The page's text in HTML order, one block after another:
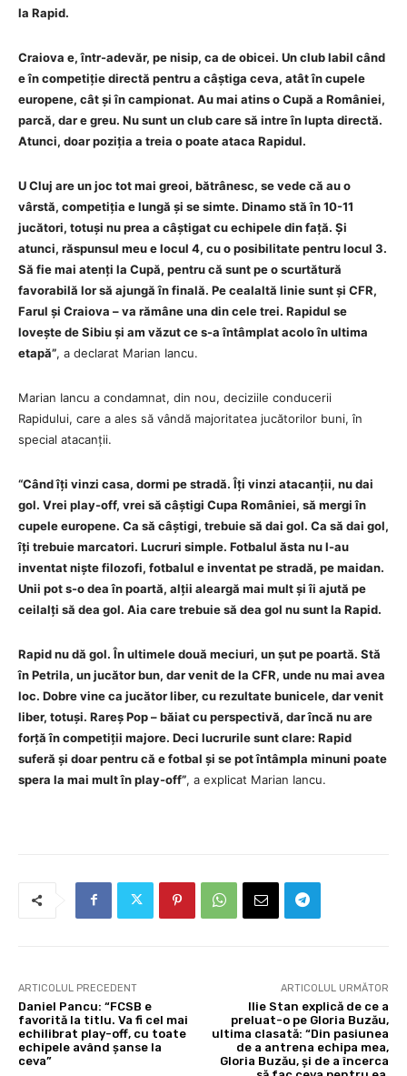
la Rapid.
Craiova e, într-adevăr, pe nisip, ca de obicei. Un club labil când
e în competiție directă pentru a câștiga ceva, atât în cupele
europene, cât și în campionat. Au mai atins o Cupă a României,
parcă, dar e greu. Nu sunt un club care să intre în lupta directă.
Atunci, doar poziția a treia o poate ataca Rapidul.
U Cluj are un joc tot mai greoi, bătrânesc, se vede că au o
vârstă, competiția e lungă și se simte. Dinamo stă în 10-11
jucători, totuși nu prea a câștigat cu echipele din față. Și
atunci, răspunsul meu e locul 4, cu o posibilitate pentru locul 3.
Să fie mai atenți la Cupă, pentru că sunt pe o scurtătură
favorabilă lor să ajungă în finală. Pe cealaltă linie sunt și CFR,
Farul și Craiova – va rămâne una din cele trei. Rapidul se
lovește de Sibiu și am văzut ce s-a întâmplat acolo în ultima
etapă”, a declarat Marian Iancu.
Marian Iancu a condamnat, din nou, deciziile conducerii
Rapidului, care a ales să vândă majoritatea jucătorilor buni, în
special atacanții.
“Când îți vinzi casa, dormi pe stradă. Îți vinzi atacanții, nu dai
gol. Vrei play-off, vrei să câștigi Cupa României, să mergi în
cupele europene. Ca să câștigi, trebuie să dai gol. Ca să dai gol,
îți trebuie marcatori. Lucruri simple. Fotbalul ăsta nu l-au
inventat niște filozofi, fotbalul e inventat pe stradă, pe maidan.
Unii pot s-o dea în poartă, alții aleargă mai mult și îi ajută pe
ceilalți să dea gol. Aia care trebuie să dea gol nu sunt la Rapid.
Rapid nu dă gol. În ultimele două meciuri, un șut pe poartă. Stă
în Petrila, un jucător bun, dar venit de la CFR, unde nu mai avea
loc. Dobre vine ca jucător liber, cu rezultate bunicele, dar venit
liber, totuși. Rareș Pop – băiat cu perspectivă, dar încă nu are
forță în competiții majore. Deci lucrurile sunt clare: Rapid
suferă și doar pentru că e fotbal și se pot întâmpla minuni poate
spera la mai mult în play-off”, a explicat Marian Iancu.
ARTICOLUL PRECEDENT
Daniel Pancu: “FCSB e
favorită la titlu. Va fi cel mai
echilibrat play-off, cu toate
echipele având șanse la
ceva”
ARTICOLUL URMĂTOR
Ilie Stan explică de ce a
preluat-o pe Gloria Buzău,
ultima clasată: “Din pasiunea
de a antrena echipa mea,
Gloria Buzău, și de a încerca